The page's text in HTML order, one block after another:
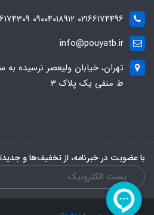
02166174496 09004018912 02166174309
info@pouyatb.ir
تهران، خیابان ولیعصر نرسیده
ط منفی یک پلاک 3
با عضویت در خبرنامه، از تخفیف‌ها و